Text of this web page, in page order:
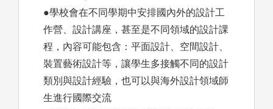
●學校會在不同學期中安排國內外的設計工
作營、設計講座，甚至是不同領域的設計課
程，內容可能包含：平面設計、空間設計、
裝置藝術設計等，讓學生多接觸不同的設計
類別與設計經驗，也可以與海外設計領域師
生進行國際交流